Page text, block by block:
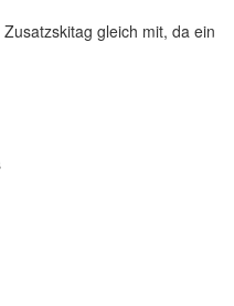
gleich mit, da ein